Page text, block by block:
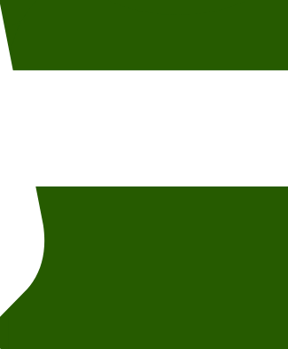
permission, and photo credit. For questions
lokalisert i andre etasje.